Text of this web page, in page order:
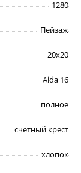
1280
Пейзаж
20х20
Aida 16
полное
счетный крест
хлопок